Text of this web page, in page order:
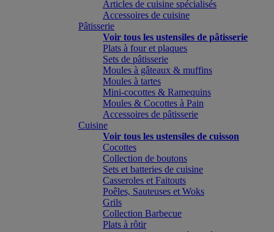
Articles de cuisine spécialisés
Accessoires de cuisine
Pâtisserie
Voir tous les ustensiles de pâtisserie
Plats à four et plaques
Sets de pâtisserie
Moules à gâteaux & muffins
Moules à tartes
Mini-cocottes & Ramequins
Moules & Cocottes à Pain
Accessoires de pâtisserie
Cuisine
Voir tous les ustensiles de cuisson
Cocottes
Collection de boutons
Sets et batteries de cuisine
Casseroles et Faitouts
Poêles, Sauteuses et Woks
Grils
Collection Barbecue
Plats à rôtir